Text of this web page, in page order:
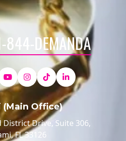
844-DEMANDA
(Main Office)
Drive, Suite 306,
FL 33126